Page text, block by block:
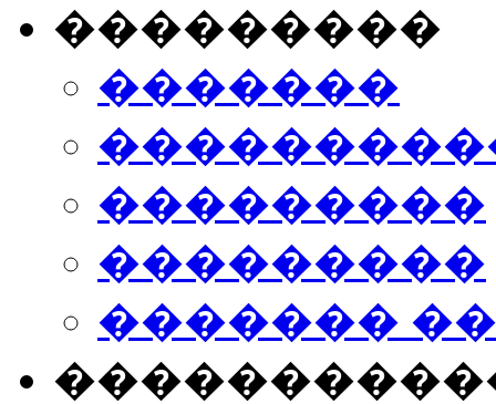
���������
�������
���������
���������
�������